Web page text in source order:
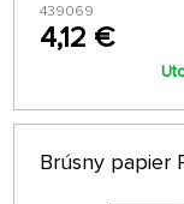
439069
4,12 €
Brúsny papier